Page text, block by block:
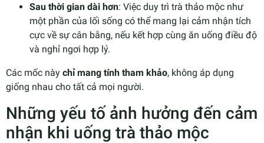
Sau thời gian dài hơn: Việc duy trì trà thảo mộc như
một phần của lối sống có thể mang lại cảm nhận tích
cực về sự cân bằng, nếu kết hợp cùng ăn uống điều độ
và nghỉ ngơi hợp lý.
Các mốc này chỉ mang tính tham khảo, không áp dụng
giống nhau cho tất cả mọi người.
Những yếu tố ảnh hưởng đến cảm
nhận khi uống trà thảo mộc